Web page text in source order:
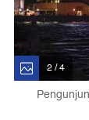
2 / 4